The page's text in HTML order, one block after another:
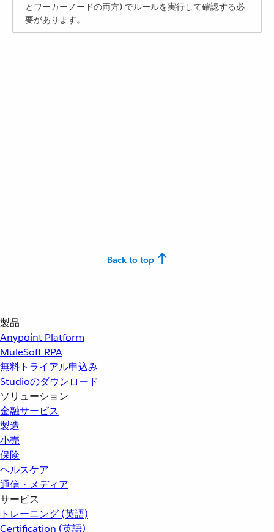
とワーカーノードの両方) でルールを実行して確認する必
要があります。
Back to top
製品
Anypoint Platform
MuleSoft RPA
無料トライアル申込み
Studioのダウンロード
ソリューション
金融サービス
製造
小売
保険
ヘルスケア
通信・メディア
サービス
トレーニング (英語)
Certification (英語)